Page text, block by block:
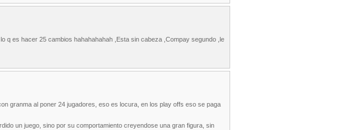
q es hacer 25 cambios hahahahahah ,Esta sin cabeza ,Compay segundo ,le
granma al poner 24 jugadores, eso es locura, en los play offs eso se paga
un juego, sino por su comportamiento creyendose una gran figura, sin